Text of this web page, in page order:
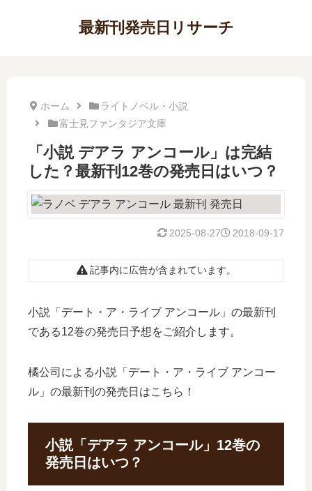
最新刊発売日リサーチ
ホーム
ライトノベル・小説
富士見ファンタジア文庫
「小説 デアラ アンコール」は完結
した？最新刊12巻の発売日はいつ？
2018-09-17
2025-08-27
記事内に広告が含まれています。
小説「デート・ア・ライブ アンコール」の最新刊
である12巻の発売日予想をご紹介します。
橘公司による小説「デート・ア・ライブ アンコー
ル」の最新刊の発売日はこちら！
小説「デアラ アンコール」12巻の
発売日はいつ？